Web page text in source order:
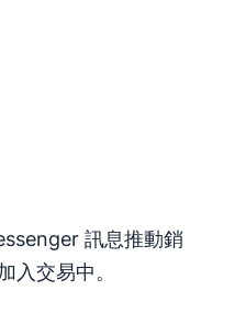
訊息推動銷
入交易中。